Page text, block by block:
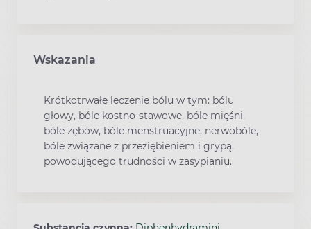
Wskazania
Krótkotrwałe leczenie bólu w tym: bólu
głowy, bóle kostno-stawowe, bóle mięśni,
bóle zębów, bóle menstruacyjne, nerwobóle,
bóle związane z przeziębieniem i grypą,
powodującego trudności w zasypianiu.